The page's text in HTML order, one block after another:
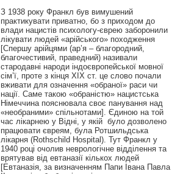
З 1938 року Франкл був вимушений
практикувати приватно, бо з приходом до
влади нацистів психологу-єврею заборонили
лікувати людей «арійського» походження
[Спершу арійцями (ар’я – благородний,
благочестивий, праведний) називали
стародавні народи індоєвропейської мовної
сім’ї, проте з кінця XIX ст. це слово почали
вживати для означення «обраної» раси чи
нації. Саме такою «обраністю» нацистська
Німеччина пояснювала своє панування над
«необраними» спільнотами]. Єдиною на той
час лікарнею у Відні, у якій було дозволено
працювати євреям, була Ротшильдська
лікарня (Rothschild Hospital). Тут Франкл у
1940 році очолив неврологічне відділення та
врятував від евтаназії кількох людей
[Евтаназія, за визначенням Папи Івана Павла